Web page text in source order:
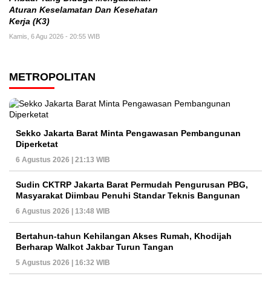
Aturan Keselamatan Dan Kesehatan
Kerja (K3)
Kamis, 6 Agu 2026 - 20:55 WIB
METROPOLITAN
Sekko Jakarta Barat Minta Pengawasan Pembangunan
Diperketat
6 Agustus 2026 | 21:13 WIB
Sudin CKTRP Jakarta Barat Permudah Pengurusan PBG,
Masyarakat Diimbau Penuhi Standar Teknis Bangunan
6 Agustus 2026 | 13:48 WIB
Bertahun-tahun Kehilangan Akses Rumah, Khodijah
Berharap Walkot Jakbar Turun Tangan
5 Agustus 2026 | 16:32 WIB